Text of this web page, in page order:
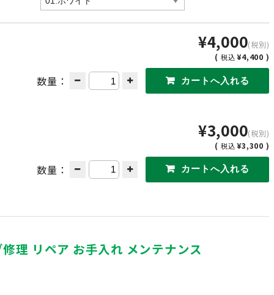
¥4,000(税別)
( 税込 ¥4,400 )
数量：
¥3,000(税別)
( 税込 ¥3,300 )
数量：
理 リペア お手入れ メンテナンス